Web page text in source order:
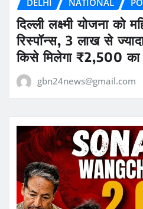
दिल्ली लक्ष्मी योजना को
रिस्पॉन्स, 3 लाख से
किसे मिलेगा ₹2,500 का
gbn24news@gmail.com